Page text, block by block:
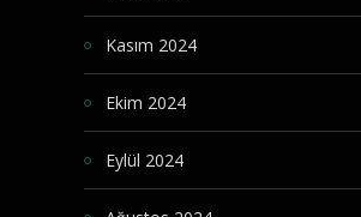
Kasım 2024
Ekim 2024
Eylül 2024